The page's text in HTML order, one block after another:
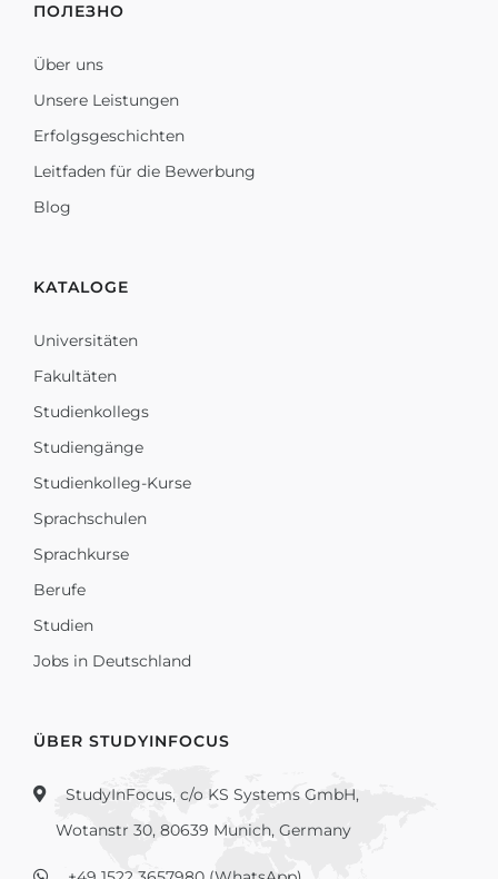
ПОЛЕЗНО
Über uns
Unsere Leistungen
Erfolgsgeschichten
Leitfaden für die Bewerbung
Blog
KATALOGE
Universitäten
Fakultäten
Studienkollegs
Studiengänge
Studienkolleg-Kurse
Sprachschulen
Sprachkurse
Berufe
Studien
Jobs in Deutschland
ÜBER STUDYINFOCUS
StudyInFocus, c/o KS Systems GmbH,
Wotanstr 30, 80639 Munich, Germany